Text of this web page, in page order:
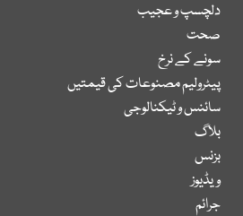
دلچسپ و عجیب
صحت
سونے کے نرخ
پیٹرولیم مصنوعات کی قیمتیں
سائنس و ٹیکنالوجی
بلاگ
بزنس
ویڈیوز
جرائم